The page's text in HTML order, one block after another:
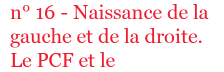
n° 16 - Naissance de la
gauche et de la droite.
Le PCF et le